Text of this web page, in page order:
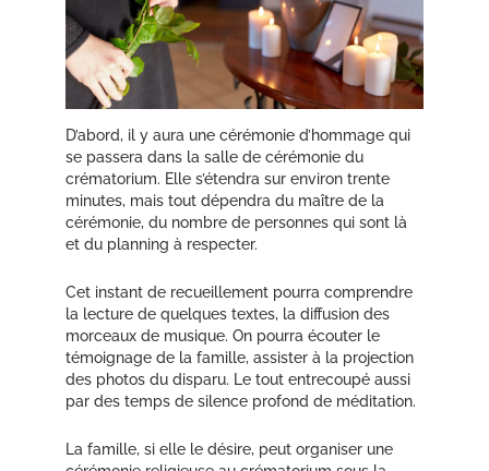
D’abord, il y aura une cérémonie d’hommage qui
se passera dans la salle de cérémonie du
crématorium. Elle s’étendra sur environ trente
minutes, mais tout dépendra du maître de la
cérémonie, du nombre de personnes qui sont là
et du planning à respecter.
Cet instant de recueillement pourra comprendre
la lecture de quelques textes, la diffusion des
morceaux de musique. On pourra écouter le
témoignage de la famille, assister à la projection
des photos du disparu. Le tout entrecoupé aussi
par des temps de silence profond de méditation.
La famille, si elle le désire, peut organiser une